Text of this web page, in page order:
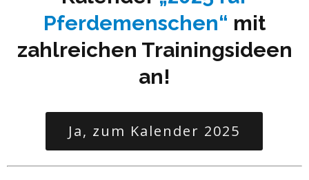
Pferdemenschen“ mit
zahlreichen Trainingsideen
an!
Ja, zum Kalender 2025